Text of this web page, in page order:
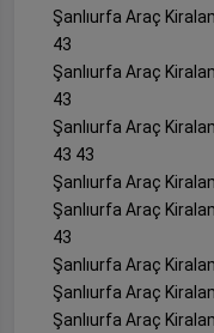
Şanlıurfa Araç
43
Şanlıurfa Araç
43
Şanlıurfa Araç
43 43
Şanlıurfa Araç
Şanlıurfa Araç
43
Şanlıurfa Araç
Şanlıurfa Araç
Şanlıurfa Araç